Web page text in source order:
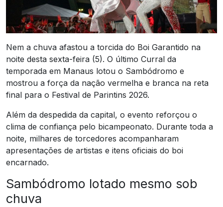
Nem a chuva afastou a torcida do Boi Garantido na
noite desta sexta-feira (5). O último Curral da
temporada em Manaus lotou o Sambódromo e
mostrou a força da nação vermelha e branca na reta
final para o Festival de Parintins 2026.
Além da despedida da capital, o evento reforçou o
clima de confiança pelo bicampeonato. Durante toda a
noite, milhares de torcedores acompanharam
apresentações de artistas e itens oficiais do boi
encarnado.
Sambódromo lotado mesmo sob
chuva